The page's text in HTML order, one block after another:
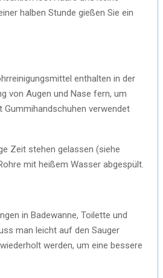
halben Stunde gießen Sie ein
enthalten in der
von Augen und Nase fern, um
verwendet
Zeit stehen gelassen (siehe
mit heißem Wasser abgespült.
in Badewanne, Toilette und
man leicht auf den Sauger
werden, um eine bessere